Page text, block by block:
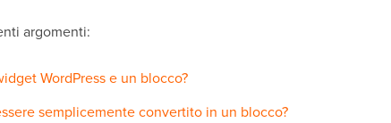
argomenti:
WordPress e un blocco?
semplicemente convertito in un blocco?